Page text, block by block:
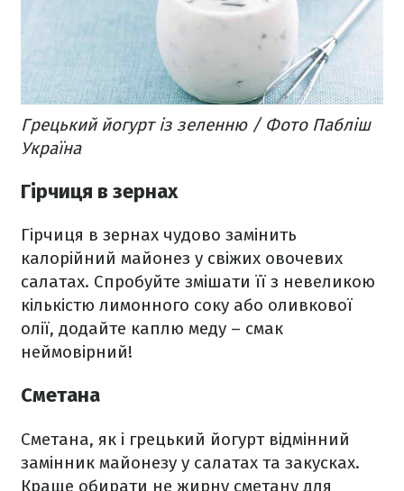
Грецький йогурт із зеленню / Фото Пабліш
Україна
Гірчиця в зернах
Гірчиця в зернах чудово замінить
калорійний майонез у свіжих овочевих
салатах. Спробуйте змішати її з невеликою
кількістю лимонного соку або оливкової
олії, додайте каплю меду – смак
неймовірний!
Сметана
Сметана, як і грецький йогурт відмінний
замінник майонезу у салатах та закусках.
Краще обирати не жирну сметану для